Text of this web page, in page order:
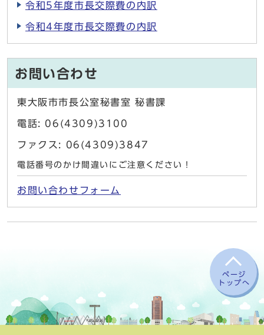
令和5年度市長交際費の内訳
令和4年度市長交際費の内訳
お問い合わせ
東大阪市市長公室秘書室 秘書課
電話: 06(4309)3100
ファクス: 06(4309)3847
電話番号のかけ間違いにご注意ください！
お問い合わせフォーム
ページ
トップへ